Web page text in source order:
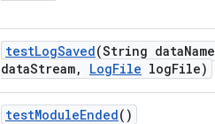
testLogSaved(String dataName
dataStream, LogFile logFile)
testModuleEnded()